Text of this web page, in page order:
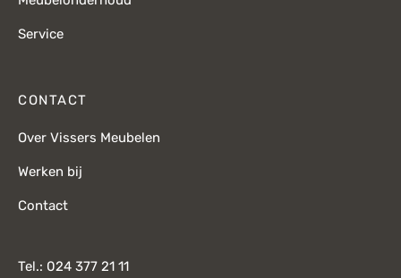
Service
CONTACT
Over Vissers Meubelen
Werken bij
Contact
Tel.: 024 377 21 11